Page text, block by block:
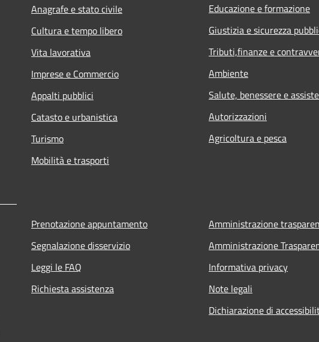
Anagrafe e stato civile
Cultura e tempo libero
Vita lavorativa
Imprese e Commercio
Appalti pubblici
Catasto e urbanistica
Turismo
Mobilità e trasporti
Educazione e formazione
Giustizia e sicurezza
Tributi,finanze e
Ambiente
Salute, benessere e
Autorizzazioni
Agricoltura e pesca
Prenotazione appuntamento
Segnalazione disservizio
Leggi le FAQ
Richiesta assistenza
Amministrazione
Amministrazione
Informativa privacy
Note legali
Dichiarazione di